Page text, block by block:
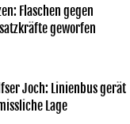
Flaschen gegen
geworfen
Joch: Linienbus gerät
Lage